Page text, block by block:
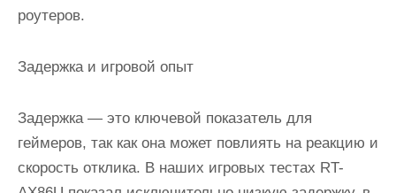
роутеров.
Задержка и игровой опыт
Задержка — это ключевой показатель для
геймеров, так как она может повлиять на реакцию и
скорость отклика. В наших игровых тестах RT-